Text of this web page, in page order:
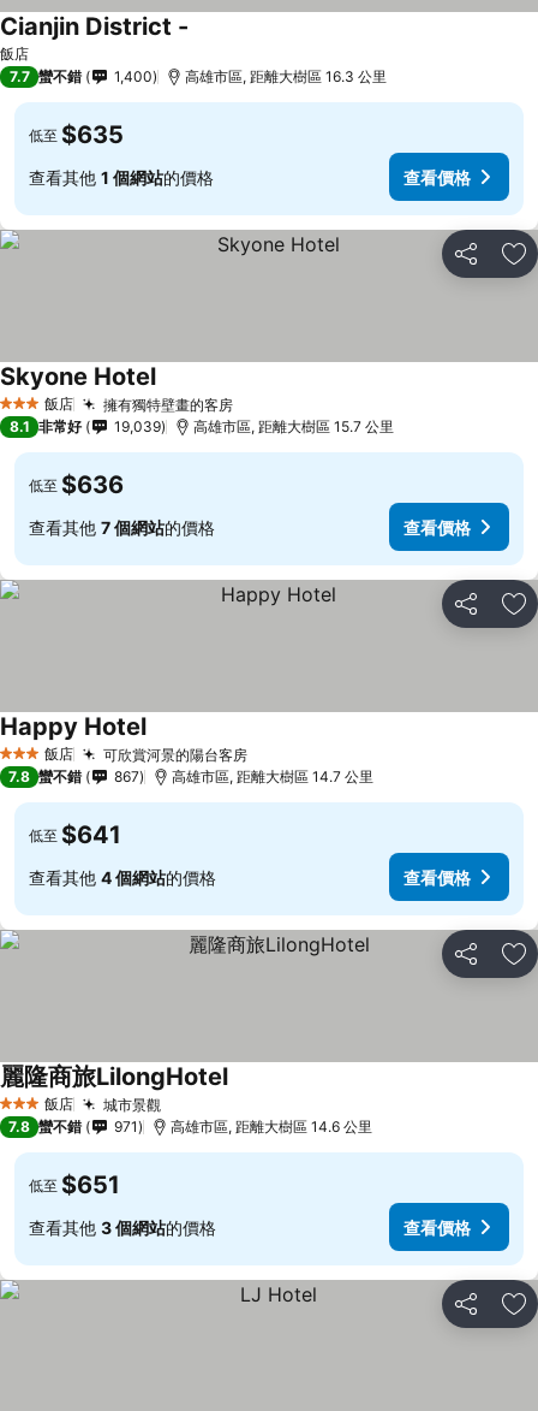
飯店
Cianjin District -
7.7 蠻不錯 1,400 高雄市區, 距離大樹區 16.3 公里
低至 $635
查看其他 1 個網站的價格 查看價格
分享 加
3 星級 飯店 擁有獨特壁畫的客房查看價格
Skyone Hotel查看價格
8.1 非常好 19,039 高雄市區, 距離大樹區 15.7 公里
低至 $636
查看其他 7 個網站的價格 查看價格
分享 加
3 星級 飯店 可欣賞河景的陽台客房查看價格
Happy Hotel查看價格
7.8 蠻不錯 867 高雄市區, 距離大樹區 14.7 公里
低至 $641
查看其他 4 個網站的價格 查看價格
分享 加
3 星級 飯店 城市景觀查看價格
麗隆商旅LilongHotel查看價格
7.8 蠻不錯 971 高雄市區, 距離大樹區 14.6 公里
低至 $651
查看其他 3 個網站的價格 查看價格
分享 加